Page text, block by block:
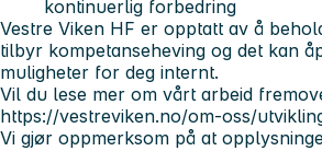
kontinuerlig forbedring
Vestre Viken HF er opptatt av å
tilbyr kompetanseheving og det kan
muligheter for deg internt.
Vil du lese mer om vårt arbeid
https://vestreviken.no/om-oss/
Vi gjør oppmerksom på at